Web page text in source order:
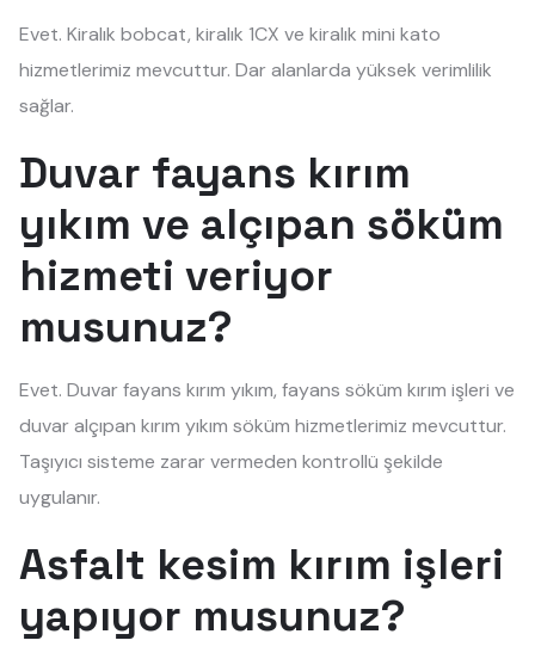
Evet. Kiralık bobcat, kiralık 1CX ve kiralık mini kato
hizmetlerimiz mevcuttur. Dar alanlarda yüksek verimlilik
sağlar.
Duvar fayans kırım
yıkım ve alçıpan söküm
hizmeti veriyor
musunuz?
Evet. Duvar fayans kırım yıkım, fayans söküm kırım işleri ve
duvar alçıpan kırım yıkım söküm hizmetlerimiz mevcuttur.
Taşıyıcı sisteme zarar vermeden kontrollü şekilde
uygulanır.
Asfalt kesim kırım işleri
yapıyor musunuz?